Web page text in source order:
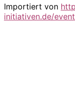
Importiert von
initiativen.de/